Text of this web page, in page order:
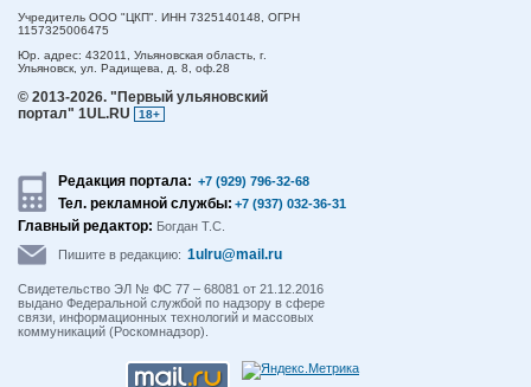
Учредитель ООО "ЦКП". ИНН 7325140148, ОГРН
1157325006475
Юр. адрес: 432011, Ульяновская область, г.
Ульяновск, ул. Радищева, д. 8, оф.28
© 2013-2026. "Первый ульяновский
портал" 1UL.RU
18+
Редакция портала: +7 (929) 796-32-68
Тел. рекламной службы: +7 (937) 032-36-31
Главный редактор: Богдан Т.С.
Пишите в редакцию: 1ulru@mail.ru
Свидетельство ЭЛ № ФС 77 – 68081 от 21.12.2016
выдано Федеральной службой по надзору в сфере
связи, информационных технологий и массовых
коммуникаций (Роскомнадзор).